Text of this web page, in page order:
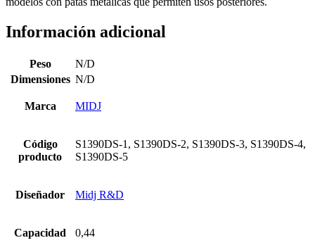
Información adicional
Peso
N/D
Dimensiones N/D
Marca MIDJ
Código
producto
S1390DS-1, S1390DS-2, S1390DS-3, S1390DS-4,
S1390DS-5
Diseñador Midj R&D
Capacidad 0,44